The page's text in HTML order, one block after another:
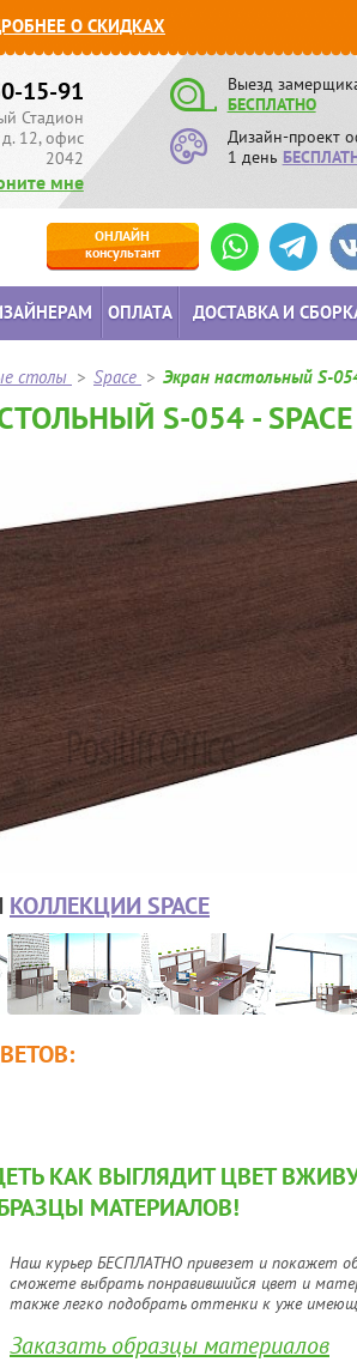
О СКИДКАХ
15-91
Стадион
12, офис
2042
мне
Выезд
БЕСПЛАТНО
Дизайн-проект
1 день
ОНЛАЙН
консультант
ОПЛАТА ДОСТАВКА И
столы > Space > Экран настольный S-
S-054 - SPACE
КОЛЛЕКЦИИ SPACE
КАК ВЫГЛЯДИТ ЦВЕТ
МАТЕРИАЛОВ!
Наш курьер БЕСПЛАТНО привезет и покажет
сможете выбрать понравившийся цвет и
также легко подобрать оттенки к уже
Заказать образцы материалов